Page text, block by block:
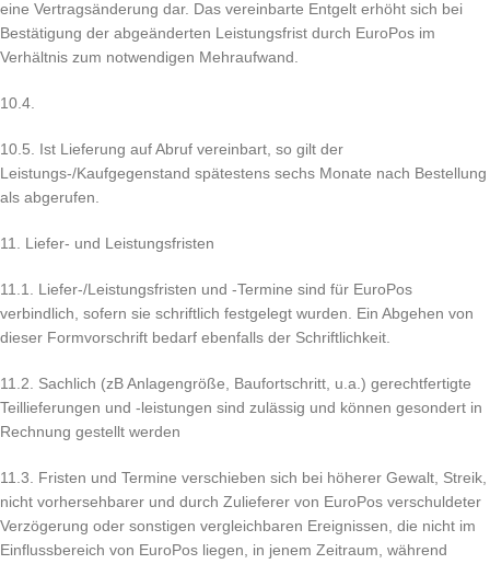
eine Vertragsänderung dar. Das vereinbarte Entgelt erhöht sich bei
Bestätigung der abgeänderten Leistungsfrist durch EuroPos im
Verhältnis zum notwendigen Mehraufwand.
10.4.
10.5. Ist Lieferung auf Abruf vereinbart, so gilt der
Leistungs-/Kaufgegenstand spätestens sechs Monate nach Bestellung
als abgerufen.
11. Liefer- und Leistungsfristen
11.1. Liefer-/Leistungsfristen und -Termine sind für EuroPos
verbindlich, sofern sie schriftlich festgelegt wurden. Ein Abgehen von
dieser Formvorschrift bedarf ebenfalls der Schriftlichkeit.
11.2. Sachlich (zB Anlagengröße, Baufortschritt, u.a.) gerechtfertigte
Teillieferungen und -leistungen sind zulässig und können gesondert in
Rechnung gestellt werden
11.3. Fristen und Termine verschieben sich bei höherer Gewalt, Streik,
nicht vorhersehbarer und durch Zulieferer von EuroPos verschuldeter
Verzögerung oder sonstigen vergleichbaren Ereignissen, die nicht im
Einflussbereich von EuroPos liegen, in jenem Zeitraum, während